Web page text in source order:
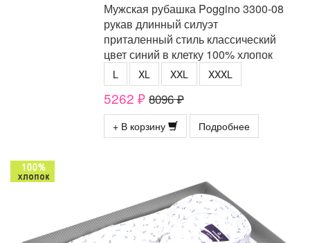
Мужская рубашка Poggino 3300-08
рукав длинный силуэт
приталенный стиль классический
цвет синий в клетку 100% хлопок
L XL XXL XXXL
5262 ₽ 8096 ₽
+ В корзину Подробнее